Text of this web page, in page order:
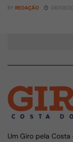
BY REDAÇÃO 06/08/
Um Giro pela